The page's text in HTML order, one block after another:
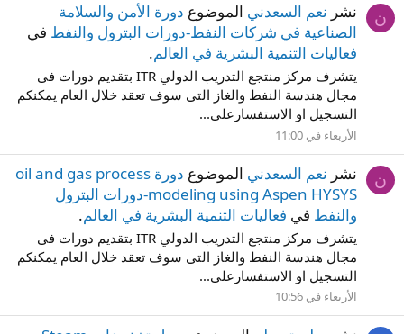
ن نشر نعم السعدني الموضوع دورة الأمن والسلامة
الصناعية في شركات النفط-دورات البترول والنفط في
فعاليات التنمية البشرية في العالم.
يتشرف مركز منتجع التدريب الدولي ITR بتقديم دورات فى
مجال هندسة النفط والغاز التى سوف تعقد خلال العام يمكنكم
التسجيل او الاستفسارعلى...
الأربعاء في 11:00
ن نشر نعم السعدني الموضوع
دورة oil and gas process
modeling using Aspen HYSYS-دورات البترول
والنفط في فعاليات التنمية البشرية في العالم.
يتشرف مركز منتجع التدريب الدولي ITR بتقديم دورات فى
مجال هندسة النفط والغاز التى سوف تعقد خلال العام يمكنكم
التسجيل او الاستفسارعلى...
الأربعاء في 10:56